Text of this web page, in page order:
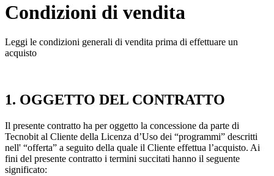
Condizioni di vendita
Leggi le condizioni generali di vendita prima di effettuare un
acquisto
1. OGGETTO DEL CONTRATTO
Il presente contratto ha per oggetto la concessione da parte di
Tecnobit al Cliente della Licenza d’Uso dei “programmi” descritti
nell' “offerta” a seguito della quale il Cliente effettua l’acquisto. Ai
fini del presente contratto i termini succitati hanno il seguente
significato: